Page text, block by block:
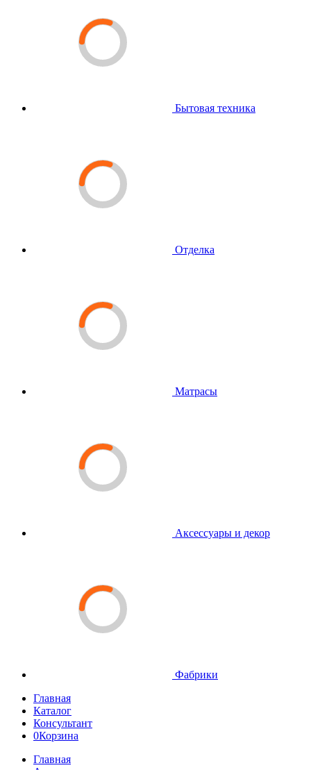
Бытовая техника
Отделка
Матрасы
Аксессуары и декор
Фабрики
Главная
Каталог
Консультант
0Корзина
Главная